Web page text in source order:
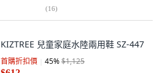
(16)
KIZTREE 兒童家庭水陸兩用鞋 SZ-447
首購折扣價 45%$1,125